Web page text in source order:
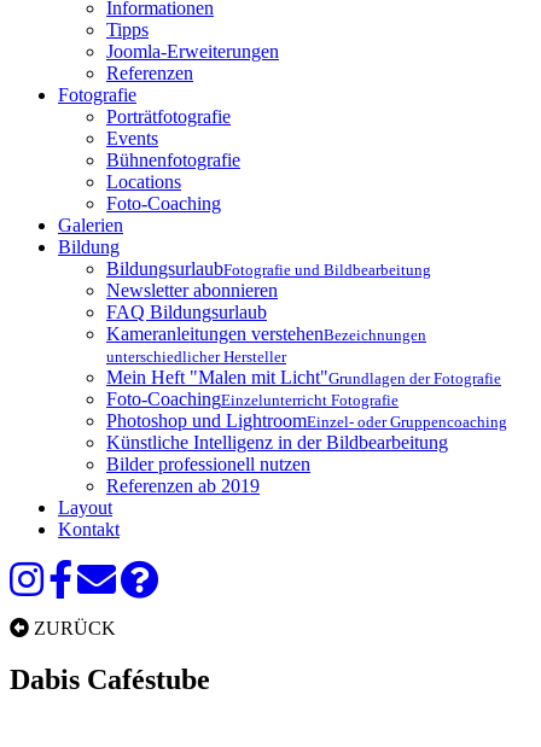
Informationen
Tipps
Joomla-Erweiterungen
Referenzen
Fotografie
Porträtfotografie
Events
Bühnenfotografie
Locations
Foto-Coaching
Galerien
Bildung
BildungsurlaubFotografie und Bildbearbeitung
Newsletter abonnieren
FAQ Bildungsurlaub
Kameranleitungen verstehenBezeichnungen
unterschiedlicher Hersteller
Mein Heft "Malen mit Licht"Grundlagen der Fotografie
Foto-CoachingEinzelunterricht Fotografie
Photoshop und LightroomEinzel- oder Gruppencoaching
Künstliche Intelligenz in der Bildbearbeitung
Bilder professionell nutzen
Referenzen ab 2019
Layout
Kontakt
ZURÜCK
Dabis Caféstube